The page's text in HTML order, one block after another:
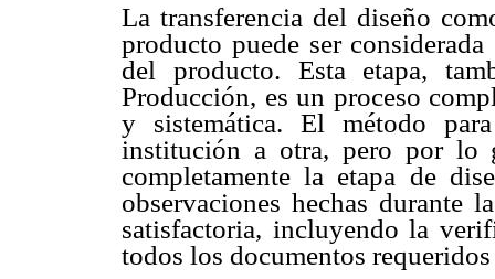
La transferencia del diseño
producto puede ser
del producto. Esta etapa,
Producción, es un proceso
y sistemática. El método
institución a otra, pero por lo
completamente la etapa de
observaciones hechas durante
satisfactoria, incluyendo la
todos los documentos